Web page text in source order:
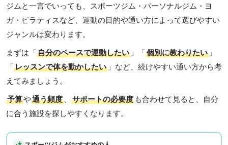
ジムと一言でいっても、スポーツジム・パーソナルジム・ヨ
ガ・ピラティスなど、運動の目的や通い方によって選びやすい
ジャンルは変わります。
まずは「自分のペースで運動したい 」「個別に教わりたい 」
「レッスンで体を動かしたい 」など、続けやすい通い方から考
えてみましょう。
予算や通う頻度 、 サポートの必要度 も合わせて見ると、自分
に合う施設を探しやすくなります。